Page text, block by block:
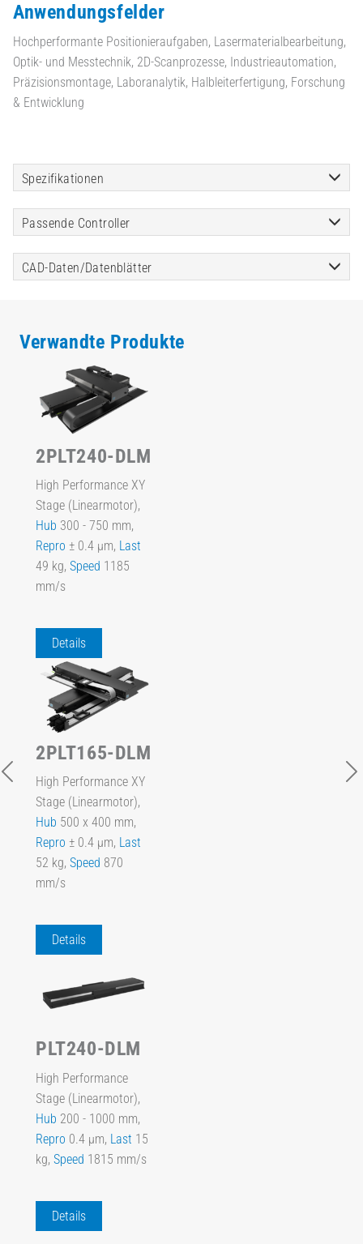
Anwendungsfelder
Hochperformante Positionieraufgaben, Lasermaterialbearbeitung,
Optik- und Messtechnik, 2D-Scanprozesse, Industrieautomation,
Präzisionsmontage, Laboranalytik, Halbleiterfertigung, Forschung
& Entwicklung
Spezifikationen
Passende Controller
CAD-Daten/Datenblätter
Verwandte Produkte
2PLT240-DLM
High Performance XY
Stage (Linearmotor),
Hub 300 - 750 mm,
Repro ± 0.4 µm, Last
49 kg, Speed 1185
mm/s
Details
2PLT165-DLM
High Performance XY
Stage (Linearmotor),
Hub 500 x 400 mm,
Repro ± 0.4 µm, Last
52 kg, Speed 870
mm/s
Details
PLT240-DLM
High Performance
Stage (Linearmotor),
Hub 200 - 1000 mm,
Repro 0.4 µm, Last 15
kg, Speed 1815 mm/s
Details